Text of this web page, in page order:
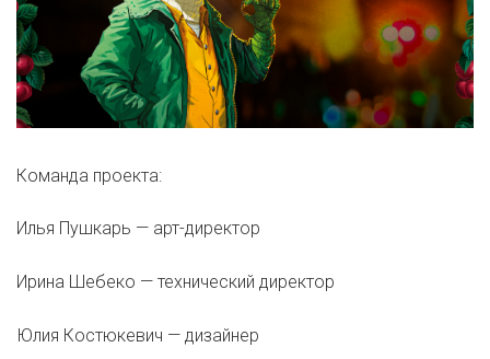
Команда проекта:
Илья Пушкарь — арт-директор
Ирина Шебеко — технический директор
Юлия Костюкевич — дизайнер